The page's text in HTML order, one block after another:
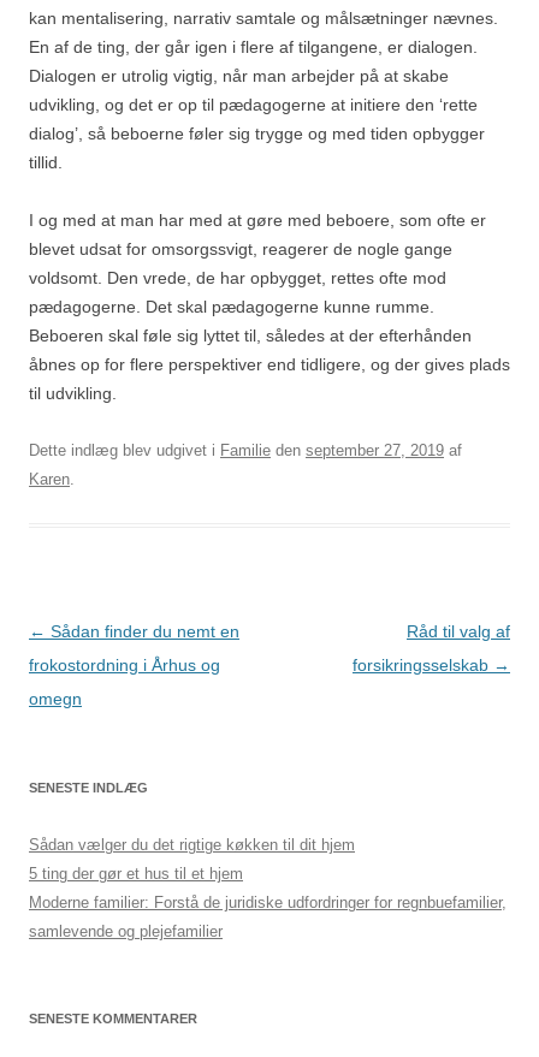
kan mentalisering, narrativ samtale og målsætninger nævnes.
En af de ting, der går igen i flere af tilgangene, er dialogen.
Dialogen er utrolig vigtig, når man arbejder på at skabe
udvikling, og det er op til pædagogerne at initiere den ‘rette
dialog’, så beboerne føler sig trygge og med tiden opbygger
tillid.
I og med at man har med at gøre med beboere, som ofte er
blevet udsat for omsorgssvigt, reagerer de nogle gange
voldsomt. Den vrede, de har opbygget, rettes ofte mod
pædagogerne. Det skal pædagogerne kunne rumme.
Beboeren skal føle sig lyttet til, således at der efterhånden
åbnes op for flere perspektiver end tidligere, og der gives plads
til udvikling.
Dette indlæg blev udgivet i Familie den september 27, 2019 af
Karen.
Indlægsnavigation
← Sådan finder du nemt en
frokostordning i Århus og
omegn
Råd til valg af
forsikringsselskab →
SENESTE INDLÆG
Sådan vælger du det rigtige køkken til dit hjem
5 ting der gør et hus til et hjem
Moderne familier: Forstå de juridiske udfordringer for regnbuefamilier,
samlevende og plejefamilier
SENESTE KOMMENTARER